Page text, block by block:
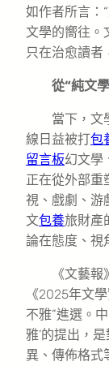
如作者所言：
文學的嚮往。
只在治愈讀者
從“純文
當下，文
線日益被打包
留言板幻文學
正在從外部重
視、戲劇、游
文包養旅財產
論在態度、視
《文藝
《2025年文
不雅”進選。
雅’的提出，
異、傳佈格式